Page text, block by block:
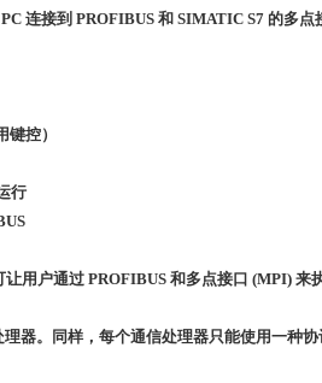
连接到 PROFIBUS 和 SIMATIC S7 的多点
控）
行
用户通过 PROFIBUS 和多点接口 (MPI) 来
器。同样，每个通信处理器只能使用一种